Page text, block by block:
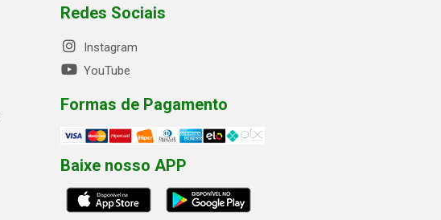
Redes Sociais
Instagram
YouTube
Formas de Pagamento
Baixe nosso APP